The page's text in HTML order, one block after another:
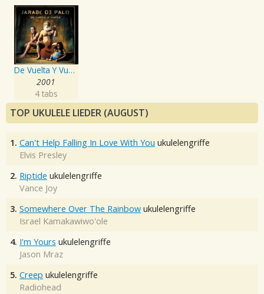
De Vuelta Y Vuelta
2001
4 tabs
TOP UKULELE LIEDER (AUGUST)
1. Can't Help Falling In Love With You ukulelengriffe
Elvis Presley
2. Riptide ukulelengriffe
Vance Joy
3. Somewhere Over The Rainbow ukulelengriffe
Israel Kamakawiwo'ole
4. I'm Yours ukulelengriffe
Jason Mraz
5. Creep ukulelengriffe
Radiohead